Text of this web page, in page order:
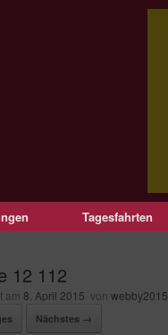
Tagesfahrten
12 112
am 8. April 2015 von webby2015
Nächstes →